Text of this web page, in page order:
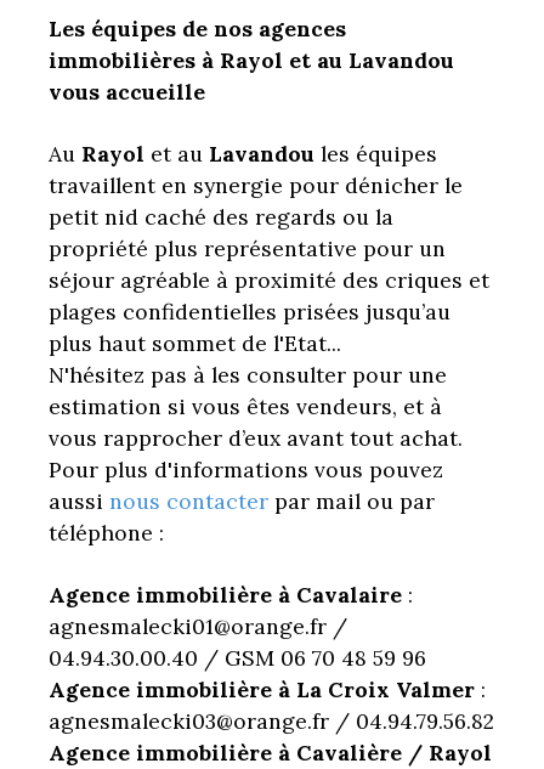
Les équipes de nos agences
immobilières à Rayol et au Lavandou
vous accueille
Au Rayol et au Lavandou les équipes
travaillent en synergie pour dénicher le
petit nid caché des regards ou la
propriété plus représentative pour un
séjour agréable à proximité des criques et
plages confidentielles prisées jusqu’au
plus haut sommet de l'Etat...
N'hésitez pas à les consulter pour une
estimation si vous êtes vendeurs, et à
vous rapprocher d’eux avant tout achat.
Pour plus d'informations vous pouvez
aussi nous contacter par mail ou par
téléphone :
Agence immobilière à Cavalaire :
agnesmalecki01@orange.fr /
04.94.30.00.40 / GSM 06 70 48 59 96
Agence immobilière à La Croix Valmer :
agnesmalecki03@orange.fr / 04.94.79.56.82
Agence immobilière à Cavalière / Rayol